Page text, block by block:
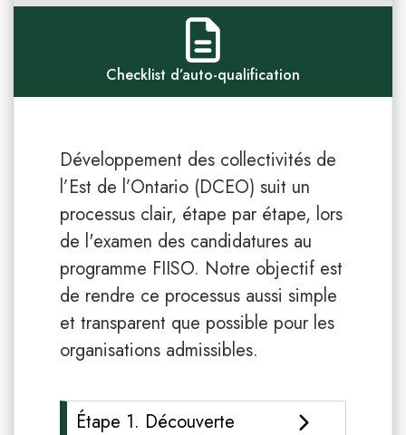
Checklist d’auto-qualification
Développement des collectivités de
l’Est de l’Ontario (DCEO) suit un
processus clair, étape par étape, lors
de l'examen des candidatures au
programme FIISO. Notre objectif est
de rendre ce processus aussi simple
et transparent que possible pour les
organisations admissibles.
Étape 1. Découverte